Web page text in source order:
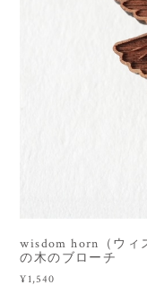
wisdom horn（ウィ
の木のブローチ
¥1,540